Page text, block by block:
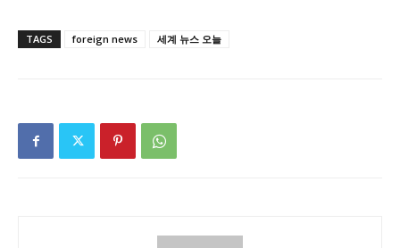
TAGS foreign news 세계 뉴스 오늘